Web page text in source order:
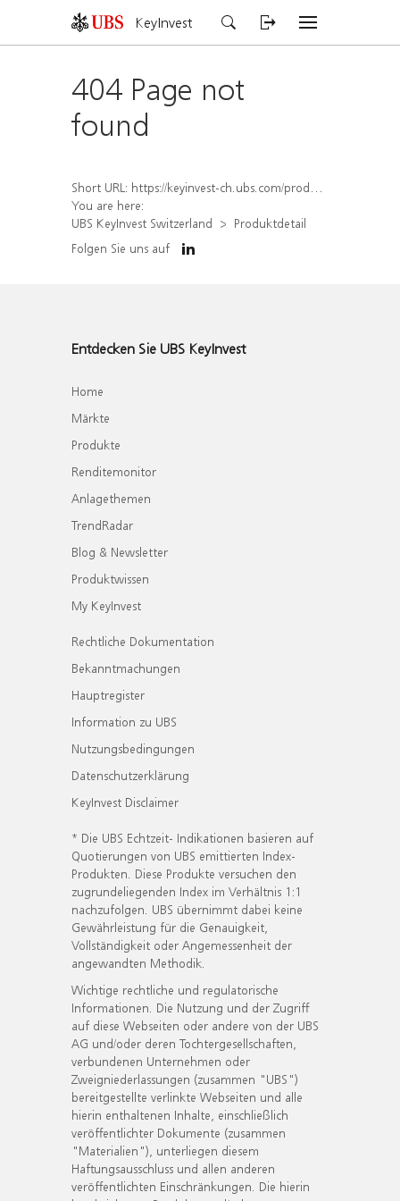
KeyInvest
404 Page not
found
Short URL: https://keyinvest-ch.ubs.com/produkt/detail/index/isin/CH1569449114
You are here:
UBS KeyInvest Switzerland
Produktdetail
Folgen Sie uns auf
Entdecken Sie UBS KeyInvest
Home
Märkte
Produkte
Renditemonitor
Anlagethemen
TrendRadar
Blog & Newsletter
Produktwissen
My KeyInvest
Rechtliche Dokumentation
Bekanntmachungen
Hauptregister
Information zu UBS
Nutzungsbedingungen
Datenschutzerklärung
KeyInvest Disclaimer
* Die UBS Echtzeit- Indikationen basieren auf
Quotierungen von UBS emittierten Index-
Produkten. Diese Produkte versuchen den
zugrundeliegenden Index im Verhältnis 1:1
nachzufolgen. UBS übernimmt dabei keine
Gewährleistung für die Genauigkeit,
Vollständigkeit oder Angemessenheit der
angewandten Methodik.
Wichtige rechtliche und regulatorische
Informationen. Die Nutzung und der Zugriff
auf diese Webseiten oder andere von der UBS
AG und/oder deren Tochtergesellschaften,
verbundenen Unternehmen oder
Zweigniederlassungen (zusammen "UBS")
bereitgestellte verlinkte Webseiten und alle
hierin enthaltenen Inhalte, einschließlich
veröffentlichter Dokumente (zusammen
"Materialien"), unterliegen diesem
Haftungsausschluss und allen anderen
veröffentlichten Einschränkungen. Die hierin